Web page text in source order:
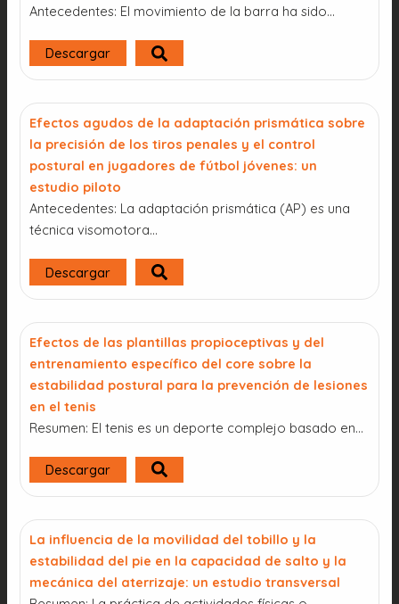
Antecedentes: El movimiento de la barra ha sido…
Descargar
Efectos agudos de la adaptación prismática sobre
la precisión de los tiros penales y el control
postural en jugadores de fútbol jóvenes: un
estudio piloto
Antecedentes: La adaptación prismática (AP) es una
técnica visomotora…
Descargar
Efectos de las plantillas propioceptivas y del
entrenamiento específico del core sobre la
estabilidad postural para la prevención de lesiones
en el tenis
Resumen: El tenis es un deporte complejo basado en…
Descargar
La influencia de la movilidad del tobillo y la
estabilidad del pie en la capacidad de salto y la
mecánica del aterrizaje: un estudio transversal